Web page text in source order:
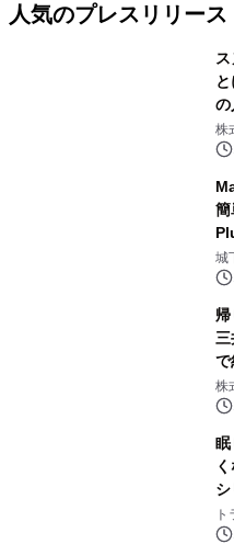
人気のプレスリリース
の
ボ
株
簡
ー
ぐ
城
メ
株
眠